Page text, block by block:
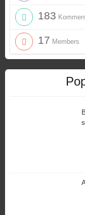
183
17 Members